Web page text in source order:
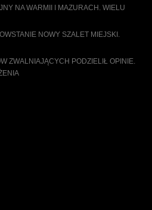
NA WARMII I MAZURACH. WIELU
NOWY SZALET MIEJSKI.
ZWALNIAJĄCYCH PODZIELIŁ OPINIE.